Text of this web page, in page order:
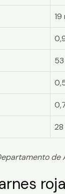
19
53